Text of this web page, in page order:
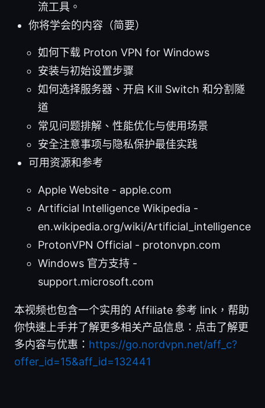
流工具。
你将学会的内容（简要）
如何下载 Proton VPN for Windows
安装与初始设置步骤
如何选择服务器、开启 Kill Switch 和分割隧
道
常见问题排解、性能优化与使用场景
安全注意事项与隐私保护最佳实践
可用资源和参考
Apple Website - apple.com
Artificial Intelligence Wikipedia -
en.wikipedia.org/wiki/Artificial_intelligence
ProtonVPN Official - protonvpn.com
Windows 官方支持 -
support.microsoft.com
本视频也包含一个实用的 Affiliate 参考 link，帮助
你快速上手并了解更多相关产品信息：点击了解更
多内容与优惠： https://go.nordvpn.net/aff_c?
offer_id=15&aff_id=132441